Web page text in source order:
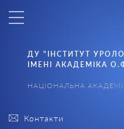
Контакти
ДУ "ІНСТИТУТ
ІМЕНІ АКАДЕМІКА
НАЦІОНАЛЬНА